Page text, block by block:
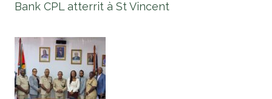
Bank CPL atterrit à St Vincent